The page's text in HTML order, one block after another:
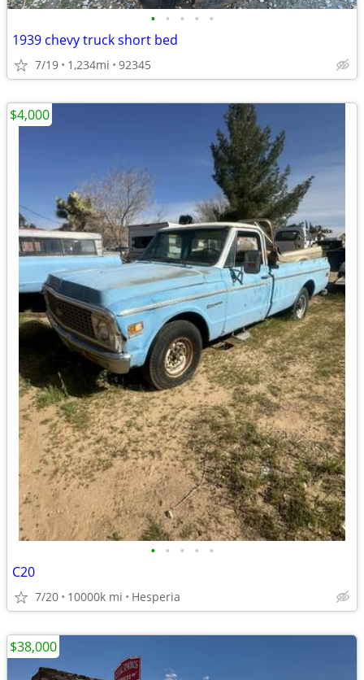
• • • • •
1939 chevy truck short bed
7/19 1,234mi 92345
• • • • •
C20
7/20 10000k mi Hesperia
$4,000
$38,000